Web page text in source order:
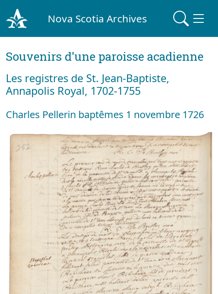
Nova Scotia Archives
Souvenirs d'une paroisse acadienne
Les registres de St. Jean-Baptiste,
Annapolis Royal, 1702-1755
Charles Pellerin baptêmes 1 novembre 1726